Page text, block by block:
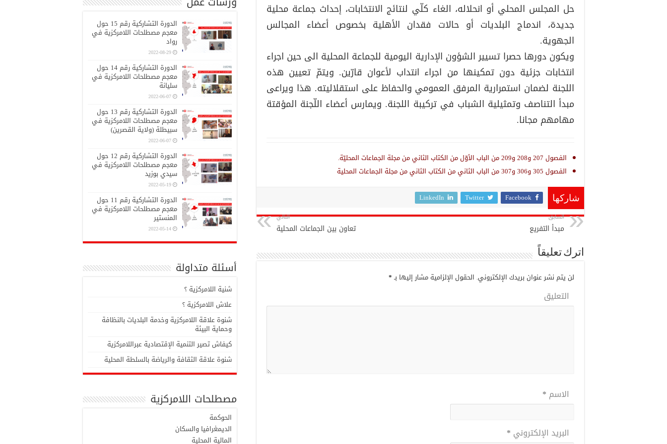
حل المجلس المحلي أو انحلاله، الغاء كلّي لنتائج الانتخابات، إحداث جماعة محلية
جديدة، اندماج البلديات أو حالات فقدان الأهلية بخصوص أعضاء المجالس
الجهوية.
ويكون دورها حصرا تسيير الشؤون الإدارية اليومية للجماعة المحلية الى حين اجراء
انتخابات جزئية دون تمكينها من اجراء انتداب لأعوان قارّين. ويتمّ تعيين هذه
اللجنة لضمان استمرارية المرفق العمومي والحفاظ على استقلاليته. هذا ويراعى
مبدأ التناصف وتمثيلية الشباب في تركيبة اللجنة. ويمارس أعضاء اللّجنة المؤقتة
مهامهم مجانا.
الفصول 207 و208 و209 من الباب الأوّل من الكتاب الثاني من مجلة الجماعات المحليّة.
الفصول 305 و306 و307 من الباب الثاني من الكتاب الثاني من مجلة الجماعات المحلية
شاركها Facebook
Twitter
LinkedIn
السابق
مبدأ التفريع
التالي
تعاون بين الجماعات المحلية
اترك تعليقاً
لن يتم نشر عنوان بريدك الإلكتروني. الحقول الإلزامية مشار إليها بـ*
التعليق
الاسم *
البريد الإلكتروني *
الدورة التشاركية رقم 15 حول
معجم مصطلحات اللامركزية في
رواد
2022-08-29
الدورة التشاركية رقم 14 حول
معجم مصطلحات اللامركزية في
سليانة
2022-06-07
الدورة التشاركية رقم 13 حول
معجم مصطلحات اللامركزية في
سبيطلة (ولاية القصرين)
2022-06-07
الدورة التشاركية رقم 12 حول
معجم مصطلحات اللامركزية في
سيدي بوزيد
2022-05-19
الدورة التشاركية رقم 11 حول
معجم مصطلحات اللامركزية في
المنستير
2022-05-14
أسئلة متداولة
شنية اللامركزية ؟
علاش اللامركزية ؟
شنوة علاقة اللامركزية وخدمة البلديات بالنظافة
وحماية البيئة
كيفاش تصير التنمية الإقتصادية عبراللامركزية
شنوة علاقة الثقافة والرياضة بالسلطة المحلية
مصطلحات اللامركزية
الحوكمة
الديمغرافيا والسكان
المالية المحلية